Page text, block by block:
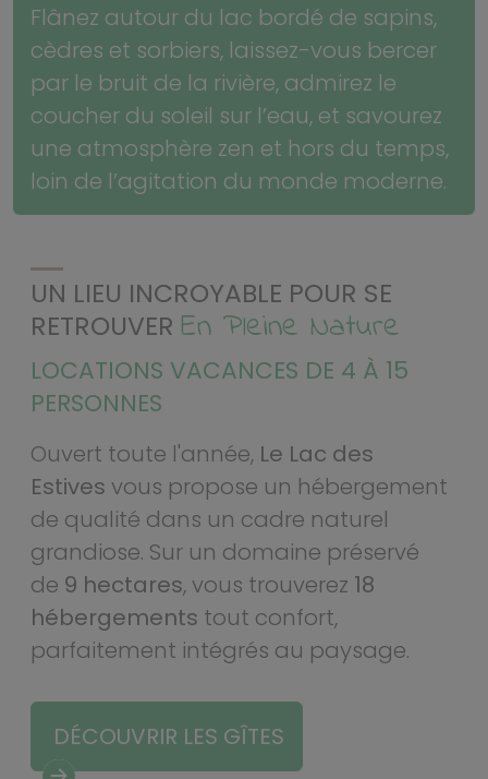
Flânez autour du lac bordé de sapins,
cèdres et sorbiers, laissez-vous bercer
par le bruit de la rivière, admirez le
coucher du soleil sur l’eau, et savourez
une atmosphère zen et hors du temps,
loin de l’agitation du monde moderne.
UN LIEU INCROYABLE POUR SE
RETROUVER En Pleine Nature
LOCATIONS VACANCES DE 4 À 15
PERSONNES
Ouvert toute l'année, Le Lac des
Estives vous propose un hébergement
de qualité dans un cadre naturel
grandiose. Sur un domaine préservé
de 9 hectares, vous trouverez 18
hébergements tout confort,
parfaitement intégrés au paysage.
DÉCOUVRIR LES GÎTES